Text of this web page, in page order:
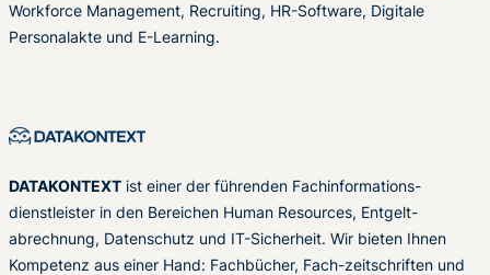
Workforce Management, Recruiting, HR-Software, Digitale
Personalakte und E-Learning.
DATAKONTEXT ist einer der führenden Fachinformations-
dienstleister in den Bereichen Human Resources, Entgelt-
abrechnung, Datenschutz und IT-Sicherheit. Wir bieten Ihnen
Kompetenz aus einer Hand: Fachbücher, Fach-zeitschriften und